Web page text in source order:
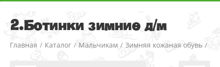
2.Ботинки зимние д/м
Главная / Каталог / Мальчикам / Зимняя кожаная обувь /